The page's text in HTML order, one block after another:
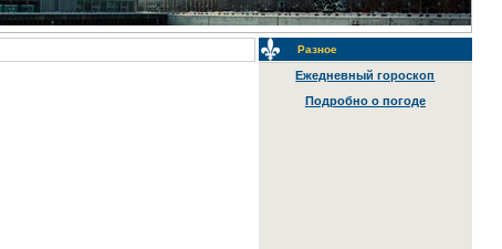
Разное
Ежедневный гороскоп
Подробно о погоде